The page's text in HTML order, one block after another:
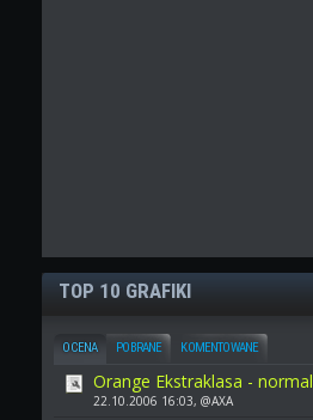
TOP 10 GRAFIKI
OCENA POBRANE KOMENTOWANE
Orange Ekstraklasa - normal
22.10.2006 16:03, @AXA